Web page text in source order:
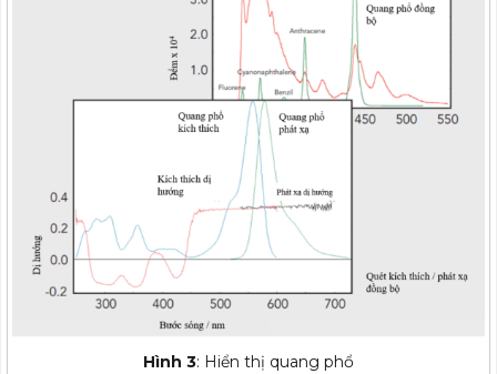
Hình 3: Hiển thị quang phổ